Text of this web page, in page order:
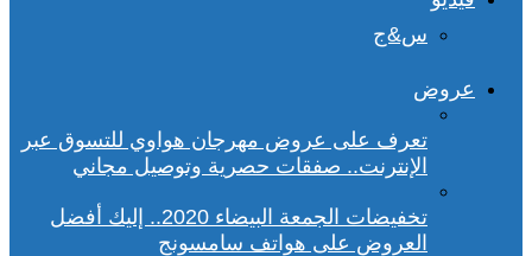
س&ج
عروض
تعرف على عروض مهرجان هواوي للتسوق عبر
الإنترنت.. صفقات حصرية وتوصيل مجاني
تخفيضات الجمعة البيضاء 2020.. إليك أفضل
العروض على هواتف سامسونج